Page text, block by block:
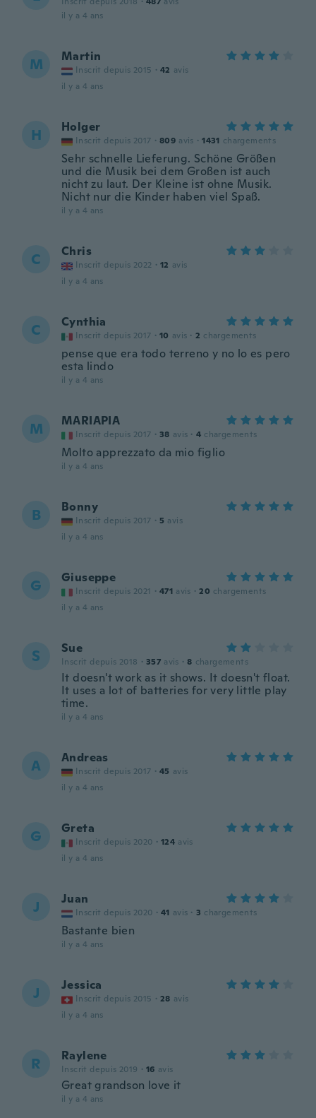
il y a 4 ans
M Martin
Inscrit depuis 2015 · 42 avis
il y a 4 ans
H Holger
Inscrit depuis 2017 · 809 avis · 1431 chargements
Sehr schnelle Lieferung. Schöne Größen
und die Musik bei dem Großen ist auch
nicht zu laut. Der Kleine ist ohne Musik.
Nicht nur die Kinder haben viel Spaß.
il y a 4 ans
C Chris
Inscrit depuis 2022 · 12 avis
il y a 4 ans
C Cynthia
Inscrit depuis 2017 · 10 avis · 2 chargements
pense que era todo terreno y no lo es pero
esta lindo
il y a 4 ans
M MARIAPIA
Inscrit depuis 2017 · 38 avis · 4 chargements
Molto apprezzato da mio figlio
il y a 4 ans
B Bonny
Inscrit depuis 2017 · 5 avis
il y a 4 ans
G Giuseppe
Inscrit depuis 2021 · 471 avis · 20 chargements
il y a 4 ans
S Sue
Inscrit depuis 2018 · 357 avis · 8 chargements
It doesn't work as it shows. It doesn't float.
It uses a lot of batteries for very little play
time.
il y a 4 ans
A Andreas
Inscrit depuis 2017 · 45 avis
il y a 4 ans
G Greta
Inscrit depuis 2020 · 124 avis
il y a 4 ans
J Juan
Inscrit depuis 2020 · 41 avis · 3 chargements
Bastante bien
il y a 4 ans
J Jessica
Inscrit depuis 2015 · 28 avis
il y a 4 ans
R Raylene
Inscrit depuis 2019 · 16 avis
Great grandson love it
il y a 4 ans